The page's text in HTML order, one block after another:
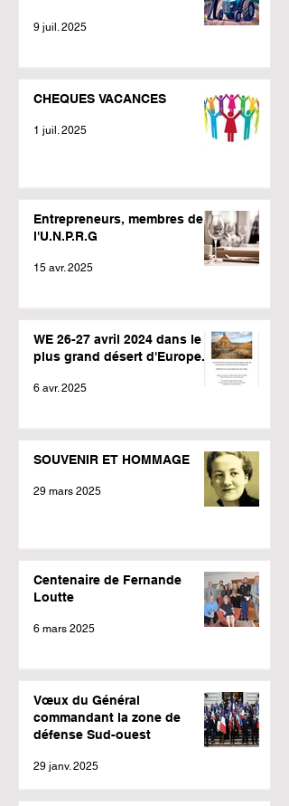
9 juil. 2025
CHEQUES VACANCES
1 juil. 2025
Entrepreneurs, membres de
l'U.N.P.R.G
15 avr. 2025
WE 26-27 avril 2024 dans le
plus grand désert d'Europe.
6 avr. 2025
SOUVENIR ET HOMMAGE
29 mars 2025
Centenaire de Fernande
Loutte
6 mars 2025
Vœux du Général
commandant la zone de
défense Sud-ouest
29 janv. 2025